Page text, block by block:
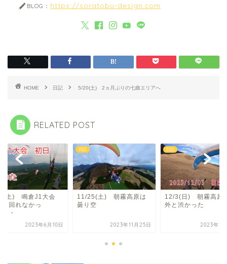
BLOG： https://soratobu-design.com
HOME 日記 5/20(土) 2ヵ月ぶりの七曲エリアへ
RELATED POST
土) 鳴倉J1大会
て回れなかっ
・
2023年6月10日
日記
11/25(土) 朝霧高原は
曇り空
2023年11月25日
日記
12/3(日) 朝霧高原
外と渋かった
2023年12